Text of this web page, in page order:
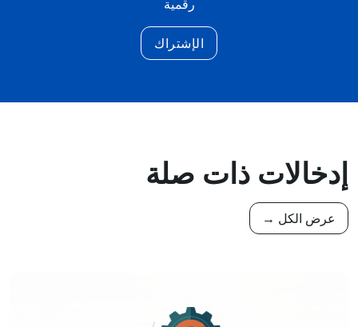
رقمية
الإشتراك
إدخالات ذات صلة
عرض الكل →